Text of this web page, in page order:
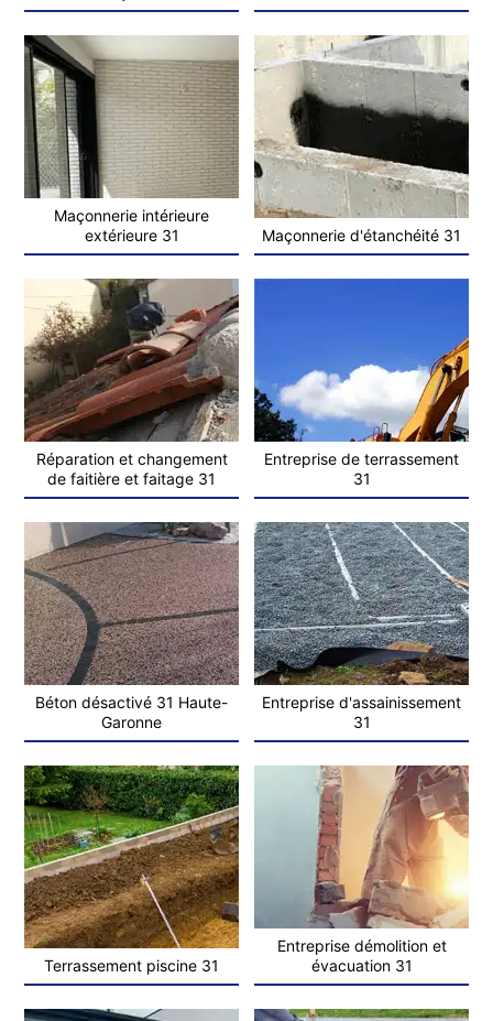
Maçonnerie intérieure
extérieure 31
Maçonnerie d'étanchéité 31
Réparation et changement
de faitière et faitage 31
Entreprise de terrassement
31
Béton désactivé 31 Haute-
Garonne
Entreprise d'assainissement
31
Terrassement piscine 31
Entreprise démolition et
évacuation 31